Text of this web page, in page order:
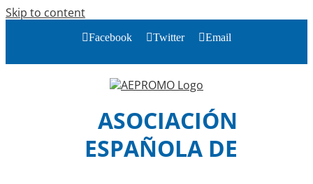
Skip to content
Facebook Twitter Email
ASOCIACIÓN
ESPAÑOLA DE